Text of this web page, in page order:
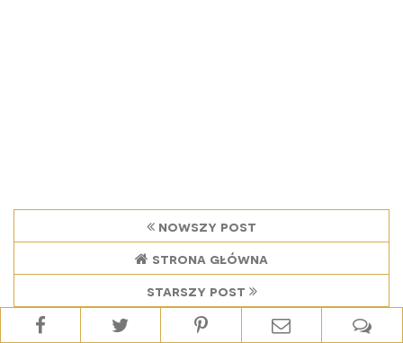
nowszy post
strona główna
starszy post